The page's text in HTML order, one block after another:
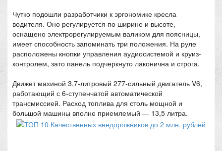
Чутко подошли разработчики к эргономике кресла
водителя. Оно регулируется по ширине и высоте,
оснащено электрорегулируемым валиком для поясницы,
имеет способность запоминать три положения. На руле
расположены кнопки управления аудиосистемой и круиз-
контролем, зато панель подчеркнуто лаконична и строга.
Движет махиной 3,7-литровый 277-сильный двигатель V6,
работающий с 6-ступенчатой автоматической
трансмиссией. Расход топлива для столь мощной и
большой машины вполне приемлемый — 13,5 литра.